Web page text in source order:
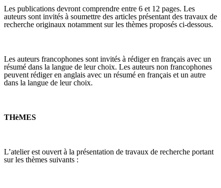
Les publications devront comprendre entre 6 et 12 pages. Les
auteurs sont invités à soumettre des articles présentant des travaux de
recherche originaux notamment sur les thèmes proposés ci-dessous.
Les auteurs francophones sont invités à rédiger en français avec un
résumé dans la langue de leur choix. Les auteurs non francophones
peuvent rédiger en anglais avec un résumé en français et un autre
dans la langue de leur choix.
THèMES
L’atelier est ouvert à la présentation de travaux de recherche portant
sur les thèmes suivants :